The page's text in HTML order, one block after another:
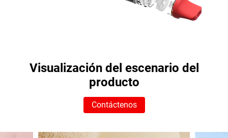
Visualización del escenario del
producto
Contáctenos